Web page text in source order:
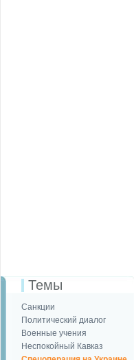
Темы
Санкции
Политический диалог
Военные учения
Неспокойный Кавказ